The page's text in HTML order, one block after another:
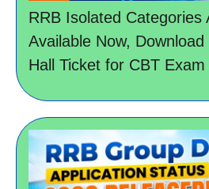
RRB Isolated Categories
Available Now,
Hall Ticket for CBT Exam